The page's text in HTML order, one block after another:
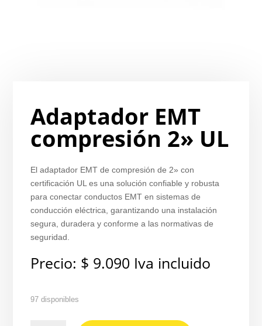
Adaptador EMT
compresión 2» UL
El adaptador EMT de compresión de 2» con
certificación UL es una solución confiable y robusta
para conectar conductos EMT en sistemas de
conducción eléctrica, garantizando una instalación
segura, duradera y conforme a las normativas de
seguridad.
Precio: $ 9.090 Iva incluido
97 disponibles